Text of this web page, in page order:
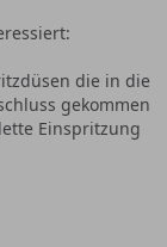
die in die
gekommen
Einspritzung